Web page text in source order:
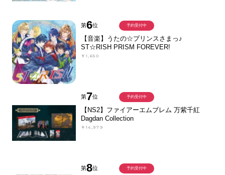
第6位
【音楽】うたの☆プリンスさまっ♪
ST☆RISH PRISM FOREVER!
￥1,650
予約受付中
第7位
【NS2】ファイアーエムブレム 万紫千紅
Dagdan Collection
￥14,979
予約受付中
第8位 予約受付中